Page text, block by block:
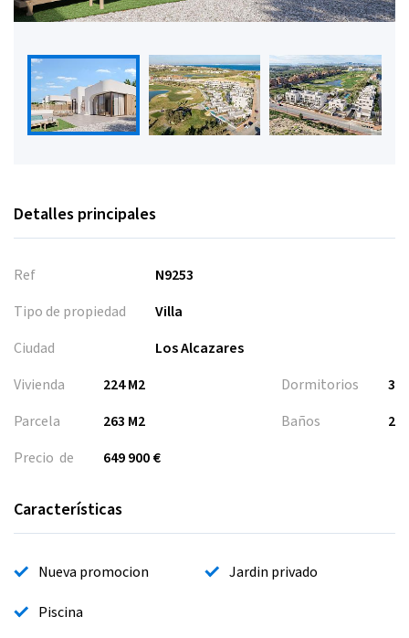
Detalles principales
Ref
N9253
Tipo de propiedad
Villa
Ciudad
Los Alcazares
Vivienda
224 M2
Parcela
263 M2
Precio de
649 900 €
Dormitorios
3
Baños
2
Características
Nueva promocion
Jardin privado
Piscina